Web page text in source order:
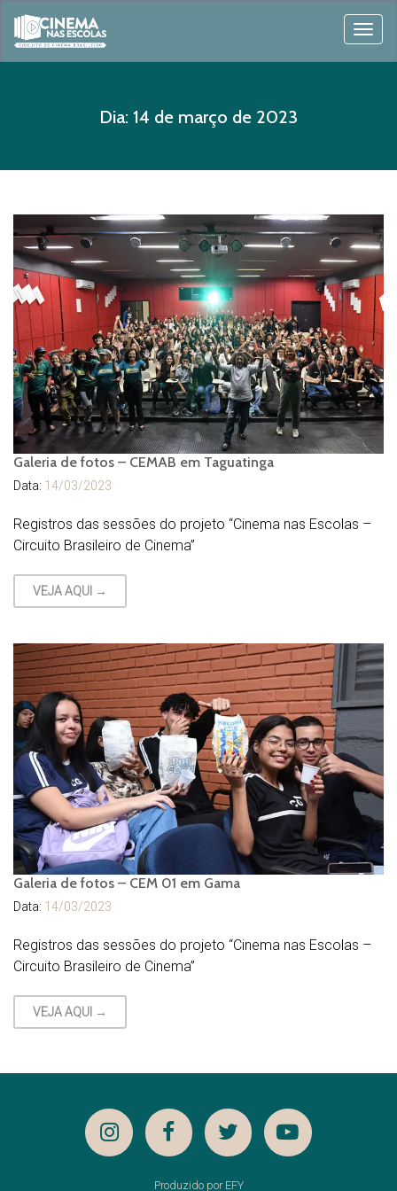
Dia: 14 de março de 2023
Galeria de fotos – CEMAB em Taguatinga
Data: 14/03/2023
Registros das sessões do projeto “Cinema nas Escolas –
Circuito Brasileiro de Cinema”
VEJA AQUI →
Galeria de fotos – CEM 01 em Gama
Data: 14/03/2023
Registros das sessões do projeto “Cinema nas Escolas –
Circuito Brasileiro de Cinema”
VEJA AQUI →
Produzido por EFY